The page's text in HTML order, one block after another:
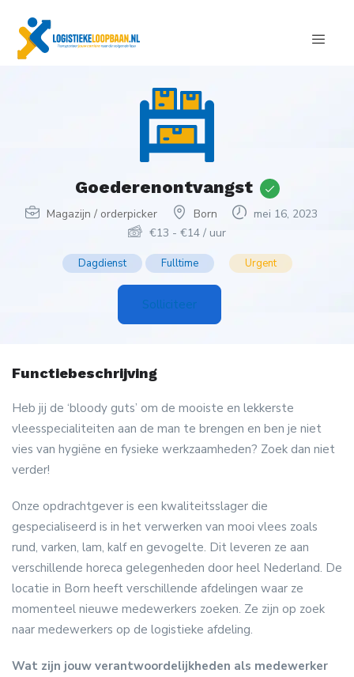
Goederenontvangst
Magazijn / orderpicker Born
mei 16, 2023
€13 - €14 / uur
Dagdienst Fulltime Urgent
Solliciteer
Functiebeschrijving
Heb jij de ‘bloody guts’ om de mooiste en lekkerste
vleesspecialiteiten aan de man te brengen en ben je niet
vies van hygiëne en fysieke werkzaamheden? Zoek dan niet
verder!
Onze opdrachtgever is een kwaliteitsslager die
gespecialiseerd is in het verwerken van mooi vlees zoals
rund, varken, lam, kalf en gevogelte. Dit leveren ze aan
verschillende horeca gelegenheden door heel Nederland. De
locatie in Born heeft verschillende afdelingen waar ze
momenteel nieuwe medewerkers zoeken. Ze zijn op zoek
naar medewerkers op de logistieke afdeling.
Wat zijn jouw verantwoordelijkheden als medewerker